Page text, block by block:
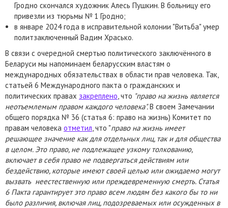
Гродно скончался художник Алесь Пушкин. В больницу его
привезли из тюрьмы № 1 Гродно;
в январе 2024 года в исправительной колонии "Витьба" умер
политзаключенный Вадим Храсько.
В связи с очередной смертью политического заключённого в
Беларуси мы напоминаем беларусским властям о
международных обязательствах в области прав человека. Так,
статьей 6 Международного пакта о гражданских и
политических правах закреплено, что "право на жизнь является
неотъемлемым правом каждого человека".В своем Замечании
общего порядка № 36 (статья 6: право на жизнь) Комитет по
правам человека отметил, что "право на жизнь имеет
решающее значение как для отдельных лиц, так и для общества
в целом. Это право, не подлежащее узкому толкованию,
включает в себя право не подвергаться действиям или
бездействию, которые имеют своей целью или ожидаемо могут
вызвать неестественную или преждевременную смерть. Статья
6 Пакта гарантирует это право всем людям без какого бы то ни
было различия, включая лиц, подозреваемых или осужденных в